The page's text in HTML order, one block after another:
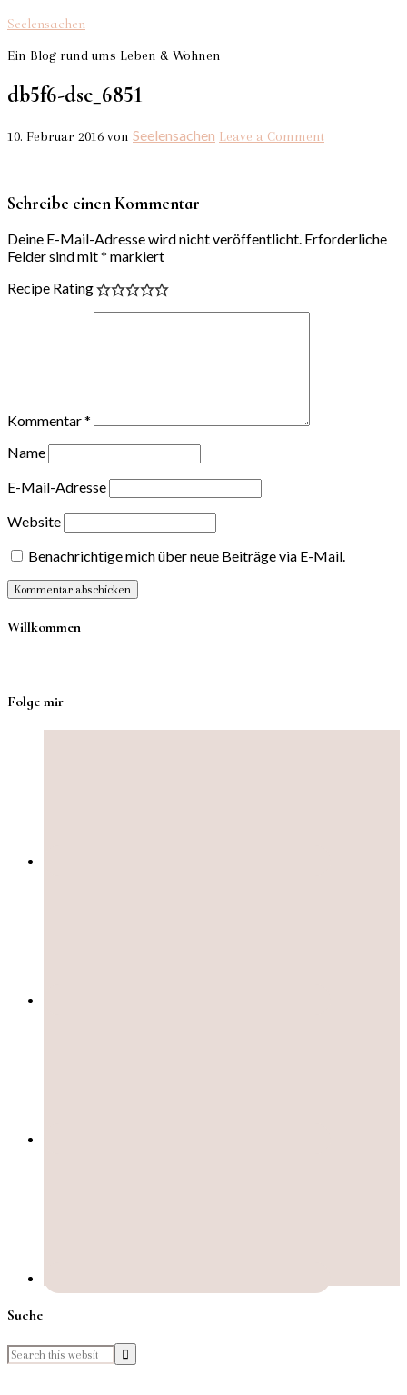
Seelensachen
Ein Blog rund ums Leben & Wohnen
db5f6-dsc_6851
10. Februar 2016 von Seelensachen Leave a Comment
Schreibe einen Kommentar
Deine E-Mail-Adresse wird nicht veröffentlicht. Erforderliche
Felder sind mit* markiert
Recipe Rating
Kommentar*
Name
E-Mail-Adresse
Website
Benachrichtige mich über neue Beiträge via E-Mail.
Willkommen
Folge mir
Suche